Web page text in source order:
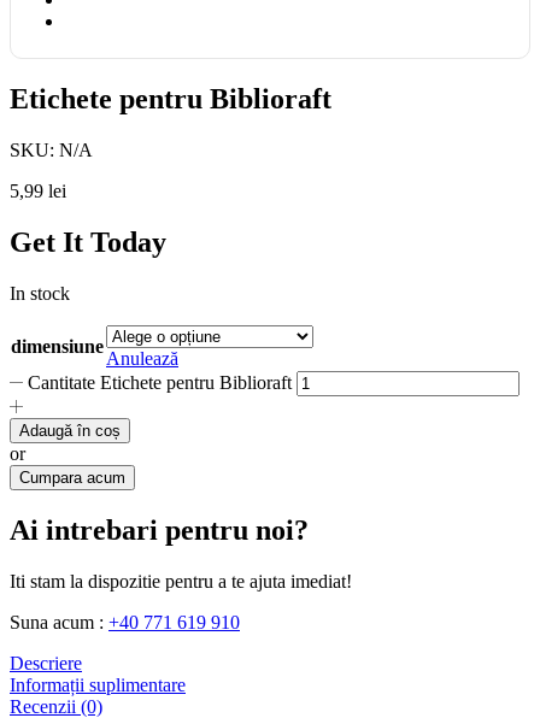
Etichete pentru Biblioraft
SKU: N/A
5,99 lei
Get It Today
In stock
dimensiune
Anulează
Cantitate Etichete pentru Biblioraft
Adaugă în coș
or
Cumpara acum
Ai intrebari pentru noi?
Iti stam la dispozitie pentru a te ajuta imediat!
Suna acum : +40 771 619 910
Descriere
Informații suplimentare
Recenzii (0)